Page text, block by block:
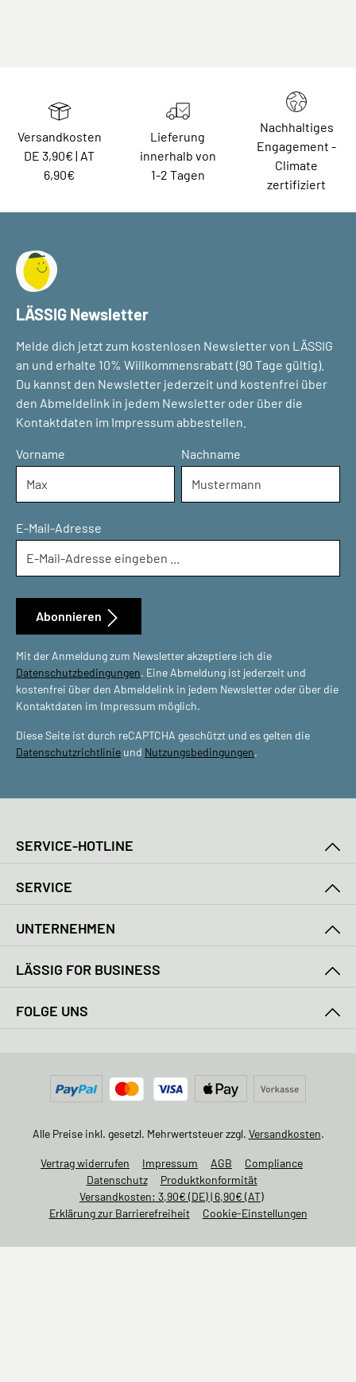
Versandkosten
DE 3,90€ | AT
6,90€
Lieferung
innerhalb von
1-2 Tagen
Nachhaltiges
Engagement -
Climate
zertifiziert
LÄSSIG Newsletter
Melde dich jetzt zum kostenlosen Newsletter von LÄSSIG
an und erhalte 10% Willkommensrabatt (90 Tage gültig).
Du kannst den Newsletter jederzeit und kostenfrei über
den Abmeldelink in jedem Newsletter oder über die
Kontaktdaten im Impressum abbestellen.
Vorname Nachname
E-Mail-Adresse
Mit der Anmeldung zum Newsletter akzeptiere ich die
Datenschutzbedingungen. Eine Abmeldung ist jederzeit und
kostenfrei über den Abmeldelink in jedem Newsletter oder über die
Kontaktdaten im Impressum möglich.
Diese Seite ist durch reCAPTCHA geschützt und es gelten die
Datenschutzrichtlinie und Nutzungsbedingungen.
Abonnieren
SERVICE-HOTLINE
SERVICE
UNTERNEHMEN
LÄSSIG FOR BUSINESS
FOLGE UNS
Alle Preise inkl. gesetzl. Mehrwertsteuer zzgl. Versandkosten.
Vertrag widerrufen Impressum AGB
Compliance
Datenschutz
Produktkonformität
Versandkosten: 3,90€ (DE) | 6,90€ (AT)
Erklärung zur Barrierefreiheit
Cookie-Einstellungen